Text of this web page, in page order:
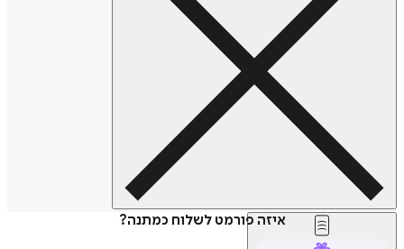
איזה פורמט לשלוח כמתנה?